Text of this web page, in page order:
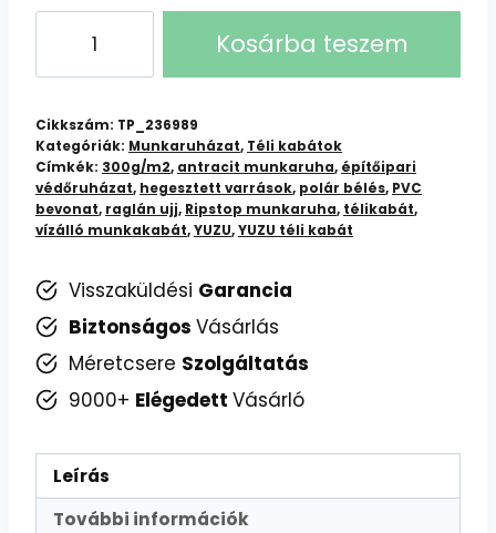
Ripstop
Professzionális
Télikabát
–
Antracitszürke
mennyiség
Kosárba teszem
Cikkszám: TP_236989
Kategóriák: Munkaruházat, Téli kabátok
Címkék: 300g/m2, antracit munkaruha, építőipari
védőruházat, hegesztett varrások, polár bélés, PVC
bevonat, raglán ujj, Ripstop munkaruha, télikabát,
vízálló munkakabát,YUZU,YUZU téli kabát
Visszaküldési Garancia
Biztonságos Vásárlás
Méretcsere Szolgáltatás
9000+ Elégedett Vásárló
Leírás
További információk